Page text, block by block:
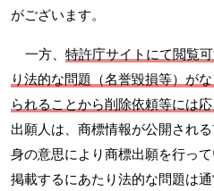
がございます。
一方、 特許庁サイトにて閲覧
り法的な問題（名誉毀損等）が
られることから削除依頼等には
出願人は、商標情報が公開され
身の意思により商標出願を行っ
掲載するにあたり法的な問題は